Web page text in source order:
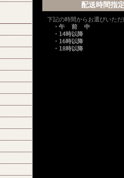
配送時間指
下記の時間からお選びいた
・午 前 中
・14時以降
・16時以降
・18時以降